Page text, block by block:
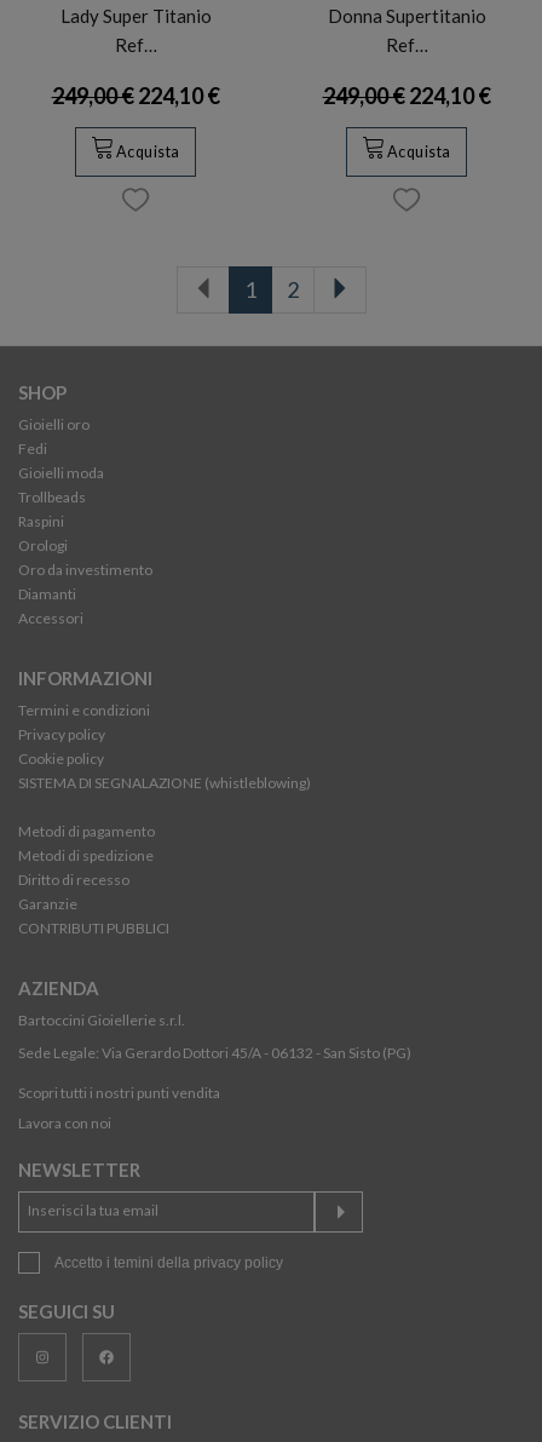
Lady Super Titanio
Ref…
249,00 €224,10 €
Acquista
Donna Supertitanio
Ref…
249,00 €224,10 €
Acquista
1 2
SHOP
Gioielli oro
Fedi
Gioielli moda
Trollbeads
Raspini
Orologi
Oro da investimento
Diamanti
Accessori
INFORMAZIONI
Termini e condizioni
Privacy policy
Cookie policy
SISTEMA DI SEGNALAZIONE (whistleblowing)
Metodi di pagamento
Metodi di spedizione
Diritto di recesso
Garanzie
CONTRIBUTI PUBBLICI
AZIENDA
Bartoccini Gioiellerie s.r.l.
Sede Legale: Via Gerardo Dottori 45/A - 06132 - San Sisto (PG)
Scopri tutti i nostri punti vendita
Lavora con noi
NEWSLETTER
Accetto i temini della privacy policy
SEGUICI SU
SERVIZIO CLIENTI